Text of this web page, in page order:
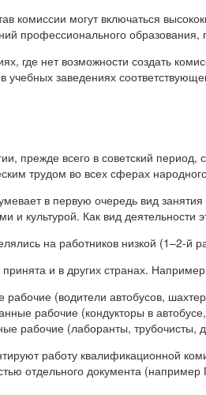
комиссии могут включаться
профессионального
где нет возможности создать
учебных заведениях
прежде всего в советский
трудом во всех сферах
в первую очередь вид
и культурой. Как вид
на работников низкой (1–2-й
и в других странах.
рабочие (водители автобусов,
рабочие (кондукторы в
рабочие (лаборанты, трубочисты,
работу квалификационной
отдельного документа